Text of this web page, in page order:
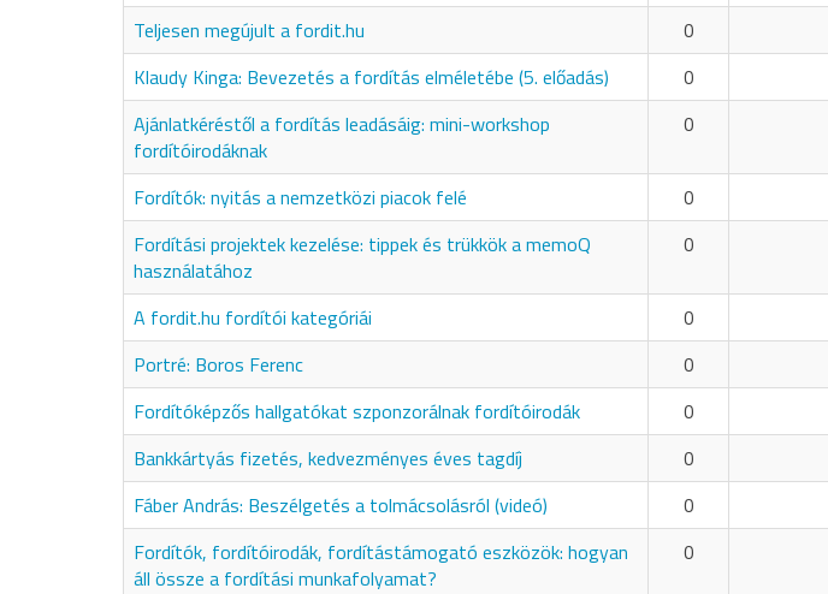
Teljesen megújult a fordit.hu
0
Klaudy Kinga: Bevezetés a fordítás elméletébe (5. előadás)
0
Ajánlatkéréstől a fordítás leadásáig: mini-workshop
fordítóirodáknak
0
Fordítók: nyitás a nemzetközi piacok felé
0
Fordítási projektek kezelése: tippek és trükkök a memoQ
használatához
0
A fordit.hu fordítói kategóriái
0
Portré: Boros Ferenc
0
Fordítóképzős hallgatókat szponzorálnak fordítóirodák
0
Bankkártyás fizetés, kedvezményes éves tagdíj
0
Fáber András: Beszélgetés a tolmácsolásról (videó)
0
Fordítók, fordítóirodák, fordítástámogató eszközök: hogyan
áll össze a fordítási munkafolyamat?
0